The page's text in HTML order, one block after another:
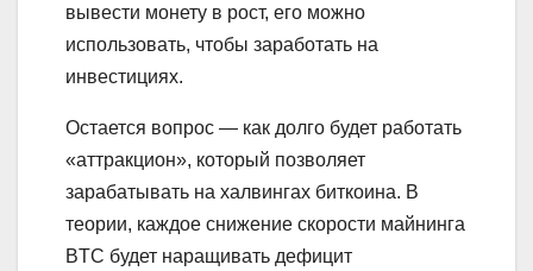
вывести монету в рост, его можно
использовать, чтобы заработать на
инвестициях.
Остается вопрос — как долго будет работать
«аттракцион», который позволяет
зарабатывать на халвингах биткоина. В
теории, каждое снижение скорости майнинга
BTC будет наращивать дефицит